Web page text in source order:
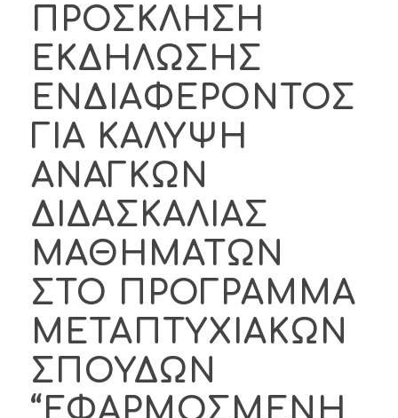
ΠΡΟΣΚΛΗΣΗ
ΕΚΔΗΛΩΣΗΣ
ΕΝΔΙΑΦΕΡΟΝΤΟΣ
ΓΙΑ ΚΑΛΥΨΗ
ΑΝΑΓΚΩΝ
ΔΙΔΑΣΚΑΛΙΑΣ
ΜΑΘΗΜΑΤΩΝ
ΣΤΟ ΠΡΟΓΡΑΜΜΑ
ΜΕΤΑΠΤΥΧΙΑΚΩΝ
ΣΠΟΥΔΩΝ
“ΕΦΑΡΜΟΣΜΕΝΗ